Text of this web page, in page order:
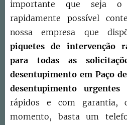
importante que seja o
rapidamente possível
nossa empresa que
piquetes de intervenção
para todas as
desentupimento em Paço
desentupimento
rápidos e com garantia,
momento, basta um